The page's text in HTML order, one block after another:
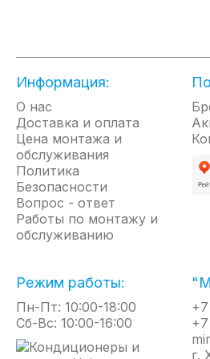
наполнения прибора водой, а
направляющая позволяет
брызг и шума.
Электронное управление и
дисплей отражают
работы, таймера, текущей
установленной и текущей
помещении. А уникальная
превращается в элегантный и
дистанционного управления,
корпусу прибора.
производительность 350 мл/
резервуара для воды 4 литра,
прибору работать на
11 часов без долива воды в
Информация:
О нас
Доставка и оплата
Цена монтажа и
обслуживания
Политика
Безопасности
Вопрос - ответ
Работы по монтажу и
обслуживанию
Режим работы:
Пн-Пт: 10:00-18:00
Сб-Вс: 10:00-16:00
г.